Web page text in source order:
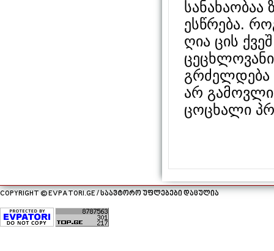
ესწრება.
ღია ცის
გრძელდება
არ
ცოცხალი
COPYRIGHT © EVPATORI.GE / საავტორო უფლებები დაცულია